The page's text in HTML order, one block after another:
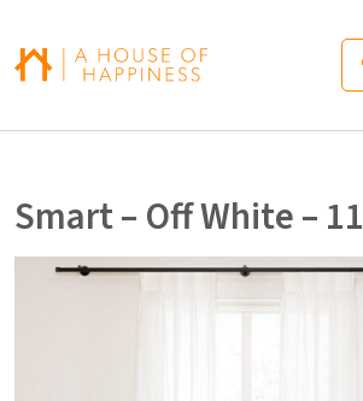
Smart – Off White – 11